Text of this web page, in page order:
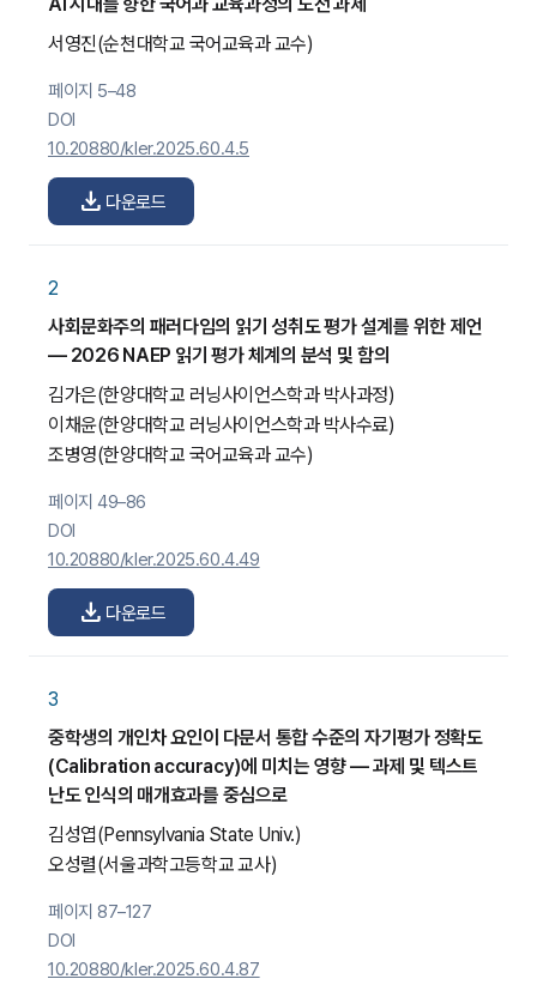
다운로드
download
서영진(순천대학교 국어교육과 교수)
페이지 5–48
DOI
10.20880/kler.2025.60.4.5
2
사회문화주의 패러다임의 읽기 성취도 평가 설계를 위한 제언
— 2026 NAEP 읽기 평가 체계의 분석 및 함의
다운로드
download
김가은(한양대학교 러닝사이언스학과 박사과정)
이채윤(한양대학교 러닝사이언스학과 박사수료)
조병영(한양대학교 국어교육과 교수)
페이지 49–86
DOI
10.20880/kler.2025.60.4.49
3
중학생의 개인차 요인이 다문서 통합 수준의 자기평가 정확도
(Calibration accuracy)에 미치는 영향 — 과제 및 텍스트
난도 인식의 매개효과를 중심으로
김성엽(Pennsylvania State Univ.)
오성렬(서울과학고등학교 교사)
페이지 87–127
DOI
10.20880/kler.2025.60.4.87